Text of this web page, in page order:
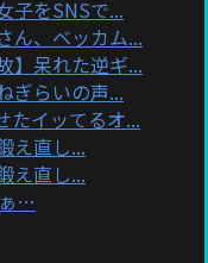
子をSNSで...
ん、ベッカム...
】呆れた逆ギ...
ぎらいの声...
たイッてるオ...
え直し...
え直し...
…